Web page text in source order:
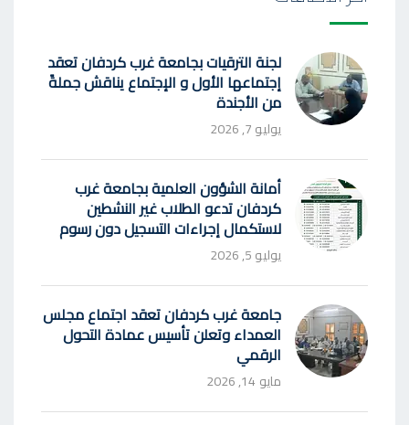
لجنة الترقيات بجامعة غرب كردفان تعقد
إجتماعها الأول و الإجتماع يناقش جملةً
من الأجندة
يوليو 7, 2026
أمانة الشؤون العلمية بجامعة غرب
كردفان تدعو الطلاب غير النشطين
لاستكمال إجراءات التسجيل دون رسوم
يوليو 5, 2026
جامعة غرب كردفان تعقد اجتماع مجلس
العمداء وتعلن تأسيس عمادة التحول
الرقمي
مايو 14, 2026